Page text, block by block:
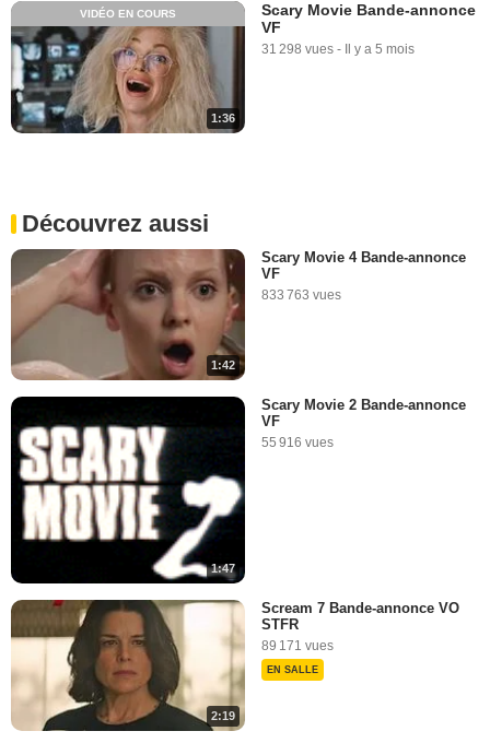
1:36
VIDÉO EN COURS
Scary Movie Bande-annonce
VF
31 298 vues - Il y a 5 mois
Découvrez aussi
1:42
Scary Movie 4 Bande-annonce
VF
833 763 vues
1:47
Scary Movie 2 Bande-annonce
VF
55 916 vues
2:19
Scream 7 Bande-annonce VO
STFR
89 171 vues
EN SALLE